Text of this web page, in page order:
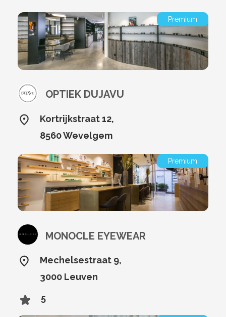
Premium
OPTIEK DUJAVU
Kortrijkstraat 12,
8560 Wevelgem
Premium
MONOCLE EYEWEAR
Mechelsestraat 9,
3000 Leuven
5